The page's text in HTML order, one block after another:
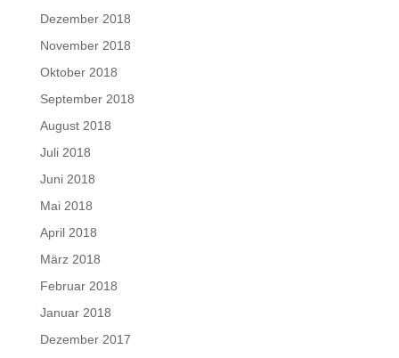
Dezember 2018
November 2018
Oktober 2018
September 2018
August 2018
Juli 2018
Juni 2018
Mai 2018
April 2018
März 2018
Februar 2018
Januar 2018
Dezember 2017